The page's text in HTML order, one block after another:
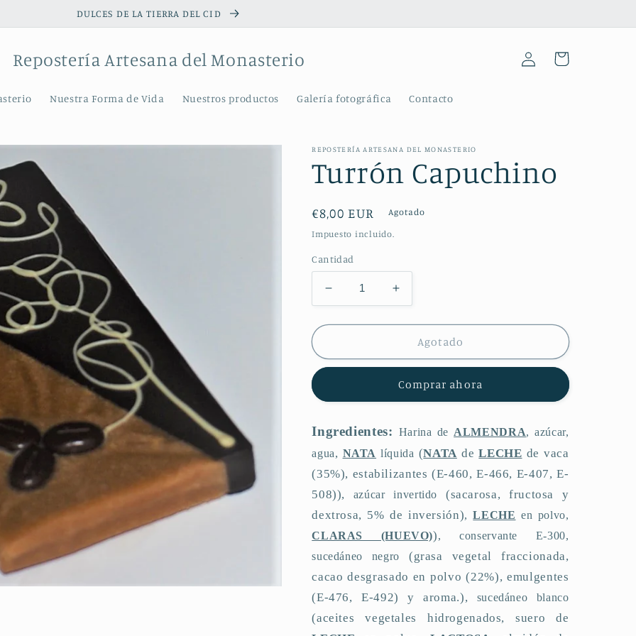
DULCES DE LA TIERRA DEL CID
Repostería Artesana del Monasterio
Nuestra Forma de Vida Nuestros productos Galería fotográfica Contacto
Iniciar
sesión
Carrito
REPOSTERÍA ARTESANA DEL MONASTERIO
Turrón Capuchino
Precio
habitual
€8,00 EUR Agotado
Impuesto incluido.
Cantidad
Reducir
cantidad
para
Capuchino
Aumentar
cantidad
para
Turrón
Capuchino
Agotado
Comprar ahora
Ingredientes: Harina de ALMENDRA, azúcar,
agua, NATA líquida (NATA deLECHE de vaca
(35%), estabilizantes (E-460, E-466, E-407, E-
508)), azúcar invertido (sacarosa, fructosa y
dextrosa, 5% de inversión),LECHE en polvo,
CLARAS (HUEVO)), conservante E-300,
sucedáneo negro (grasa vegetal fraccionada,
cacao desgrasado en polvo (22%), emulgentes
(E-476, E-492) y aroma.), sucedáneo blanco
(aceites vegetales hidrogenados, suero de